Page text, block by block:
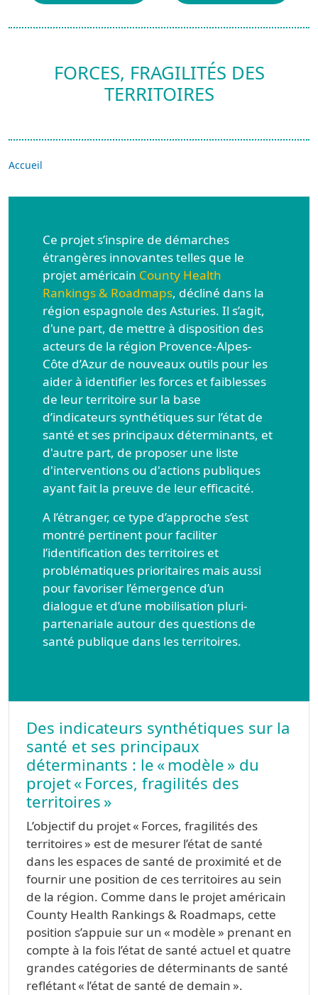
FORCES, FRAGILITÉS DES
TERRITOIRES
Accueil
Ce projet s’inspire de démarches
étrangères innovantes telles que le
projet américain County Health
Rankings & Roadmaps, décliné dans la
région espagnole des Asturies. Il s’agit,
d'une part, de mettre à disposition des
acteurs de la région Provence-Alpes-
Côte d’Azur de nouveaux outils pour les
aider à identifier les forces et faiblesses
de leur territoire sur la base
d’indicateurs synthétiques sur l’état de
santé et ses principaux déterminants, et
d'autre part, de proposer une liste
d'interventions ou d'actions publiques
ayant fait la preuve de leur efficacité.
A l’étranger, ce type d’approche s’est
montré pertinent pour faciliter
l’identification des territoires et
problématiques prioritaires mais aussi
pour favoriser l’émergence d’un
dialogue et d’une mobilisation pluri-
partenariale autour des questions de
santé publique dans les territoires.
Des indicateurs synthétiques sur la
santé et ses principaux
déterminants : le « modèle » du
projet « Forces, fragilités des
territoires »
L’objectif du projet « Forces, fragilités des
territoires » est de mesurer l’état de santé
dans les espaces de santé de proximité et de
fournir une position de ces territoires au sein
de la région. Comme dans le projet américain
County Health Rankings & Roadmaps, cette
position s’appuie sur un « modèle » prenant en
compte à la fois l’état de santé actuel et quatre
grandes catégories de déterminants de santé
reflétant « l’état de santé de demain ».